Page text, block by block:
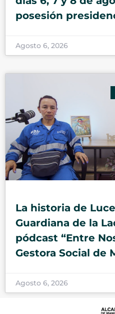
posesión
Agosto 6, 2026
La historia de
Guardiana de la
pódcast “Entre
Gestora Social de
Agosto 6, 2026